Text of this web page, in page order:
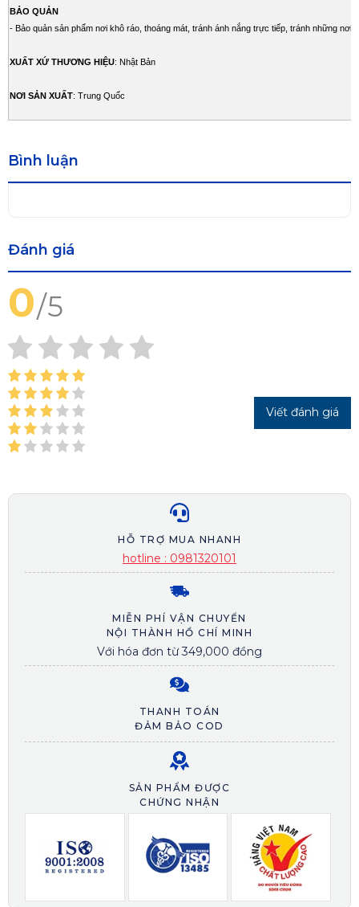
BẢO QUẢN
- Bảo quản sản phẩm nơi khô ráo, thoáng mát, tránh ánh nắng trực tiếp, tránh những nơi
XUẤT XỨ THƯƠNG HIỆU: Nhật Bản
NƠI SẢN XUẤT: Trung Quốc
Bình luận
Đánh giá
0/5
Viết đánh giá
HỖ TRỢ MUA NHANH
hotline : 0981320101
MIỄN PHÍ VẬN CHUYỂN
NỘI THÀNH HỒ CHÍ MINH
Với hóa đơn từ 349,000 đồng
THANH TOÁN
ĐẢM BẢO COD
SẢN PHẨM ĐƯỢC
CHỨNG NHẬN